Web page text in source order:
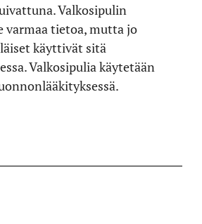
Valkosipulin
varmaa tietoa, mutta jo
käyttivät sitä
Valkosipulia käytetään